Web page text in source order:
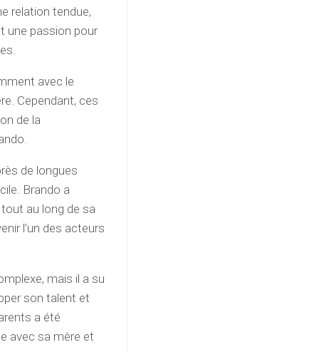
relation tendue,
une passion pour
avec le
Cependant, ces
de la
de longues
Brando a
au long de sa
l’un des acteurs
mais il a su
son talent et
a été
avec sa mère et